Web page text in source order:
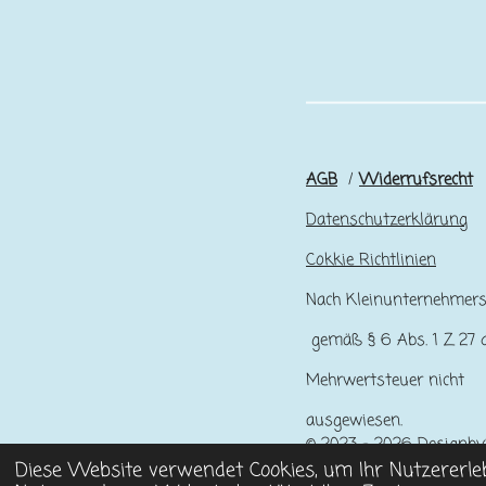
Diese Website verwendet Cookies, um Ihr
AGB /Widerrufsrecht
Datenschutzerklärung
Cokkie Richtlinien
Nach
gemäß § 6 Abs. 1 Z 27
Mehrwertsteuer nicht
ausgewiesen.
© 2023 - 2026